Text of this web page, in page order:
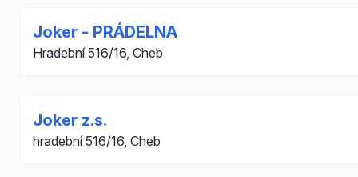
Joker - PRÁDELNA
Hradební 516/16, Cheb
Joker z.s.
hradební 516/16, Cheb